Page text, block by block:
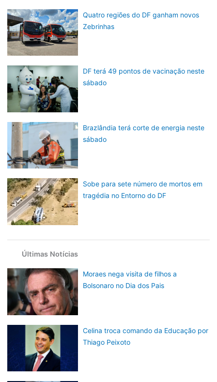
Quatro regiões do DF ganham novos
Zebrinhas
DF terá 49 pontos de vacinação neste
sábado
Brazlândia terá corte de energia neste
sábado
Sobe para sete número de mortos em
tragédia no Entorno do DF
Últimas Notícias
Moraes nega visita de filhos a
Bolsonaro no Dia dos Pais
Celina troca comando da Educação por
Thiago Peixoto